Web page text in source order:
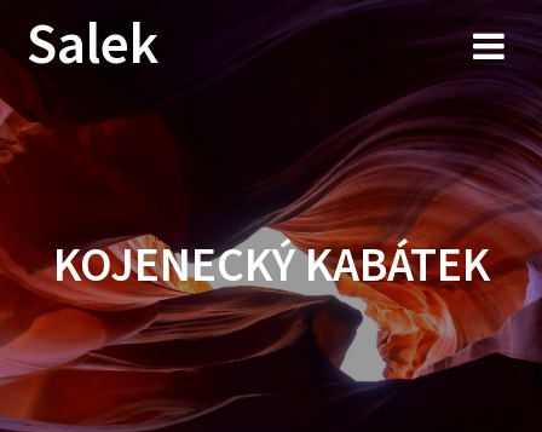
Przejdź
do
Salek
KOJENECKÝ KABÁTEK